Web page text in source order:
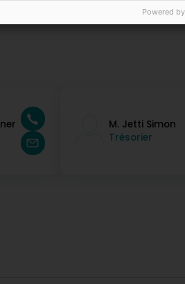
M. Jetti Simon
Trésorier
Powered by